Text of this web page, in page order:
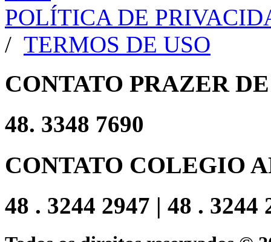
POLÍTICA DE
/ TERMOS DE USO
CONTATO PRAZER
48. 3348 7690
CONTATO COLEGIO
48 . 3244 2947 | 48 . 3244